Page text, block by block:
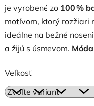
je vyrobené zo 100 %
motívom, ktorý rozžiari
ideálne na bežné
a žijú s úsmevom.
Veľkosť